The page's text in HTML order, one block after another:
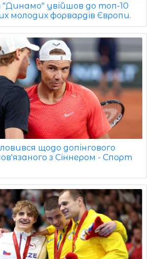
увійшов до топ-10
молодих форвардів Європи.
щодо допінгового
з Сіннером - Спорт